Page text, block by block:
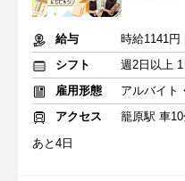
給与
シフト
雇用形態
アルバイト
アクセス
籠原駅 車
あと4日